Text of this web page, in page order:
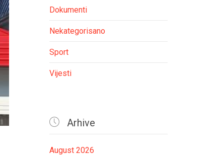
Dokumenti
Nekategorisano
Sport
Vijesti
 Arhive
August 2026